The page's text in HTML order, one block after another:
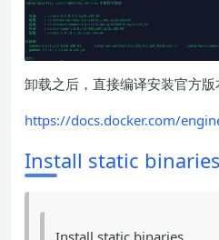
卸载之后，直接编译安装官方版
https://docs.docker.com/
Install static binaries